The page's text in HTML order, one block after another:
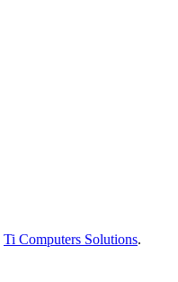
Ti Computers Solutions.